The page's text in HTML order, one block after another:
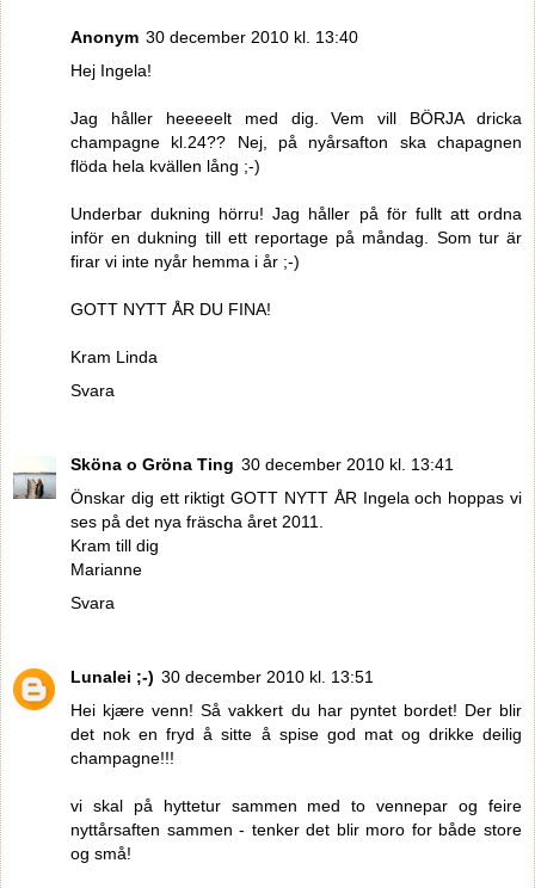
Anonym 30 december 2010 kl. 13:40
Hej Ingela!
Jag håller heeeeelt med dig. Vem vill BÖRJA dricka
champagne kl.24?? Nej, på nyårsafton ska chapagnen
flöda hela kvällen lång ;-)
Underbar dukning hörru! Jag håller på för fullt att ordna
inför en dukning till ett reportage på måndag. Som tur är
firar vi inte nyår hemma i år ;-)
GOTT NYTT ÅR DU FINA!
Kram Linda
Svara
Sköna o Gröna Ting 30 december 2010 kl. 13:41
Önskar dig ett riktigt GOTT NYTT ÅR Ingela och hoppas vi
ses på det nya fräscha året 2011.
Kram till dig
Marianne
Svara
Lunalei ;-) 30 december 2010 kl. 13:51
Hei kjære venn! Så vakkert du har pyntet bordet! Der blir
det nok en fryd å sitte å spise god mat og drikke deilig
champagne!!!
vi skal på hyttetur sammen med to vennepar og feire
nyttårsaften sammen - tenker det blir moro for både store
og små!